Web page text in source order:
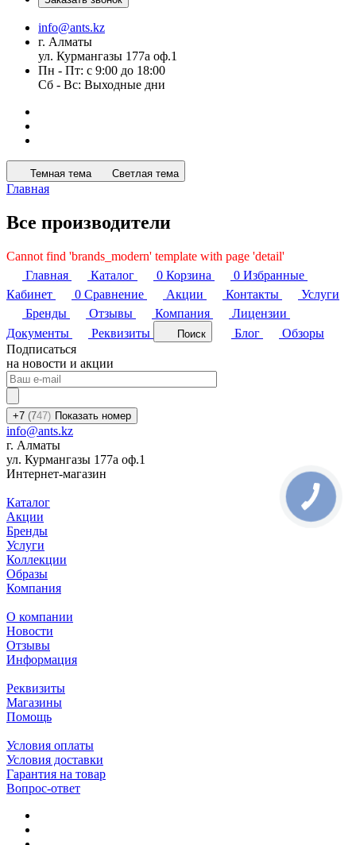
info@ants.kz
г. Алматы
ул. Курмангазы 177а оф.1
Пн - Пт: с 9:00 до 18:00
Сб - Вс: Выходные дни
Темная тема Светлая тема
Главная
Все производители
Cannot find 'brands_modern' template with page 'detail'
Главная
Каталог 0 Корзина 0 Избранные
Кабинет
0 Сравнение Акции Контакты
Услуги
Бренды
Отзывы Компания
Лицензии
Документы
Реквизиты Поиск Блог
Обзоры
Подписаться
на новости и акции
+7 (747) Показать номер
info@ants.kz
г. Алматы
ул. Курмангазы 177а оф.1
Интернет-магазин
Каталог
Акции
Бренды
Услуги
Коллекции
Образы
Компания
О компании
Новости
Отзывы
Информация
Реквизиты
Магазины
Помощь
Условия оплаты
Условия доставки
Гарантия на товар
Вопрос-ответ